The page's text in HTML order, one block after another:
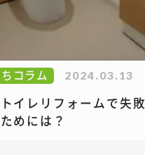
コラム 2024.03.13
イレリフォームで失敗
めには？